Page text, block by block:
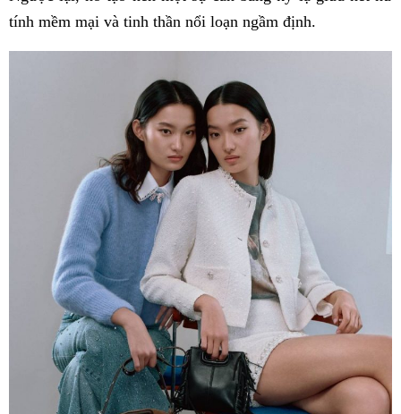
tính mềm mại và tinh thần nổi loạn ngầm định.